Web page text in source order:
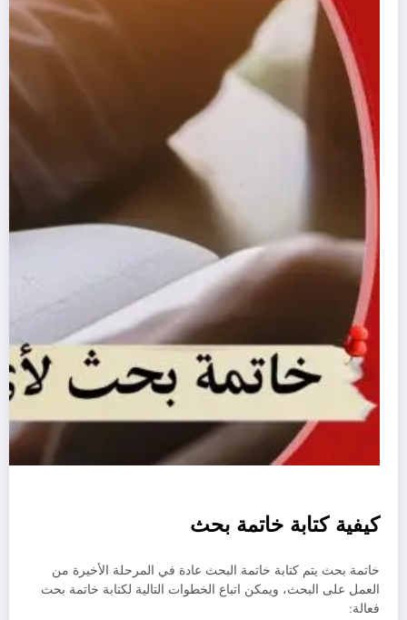
كيفية كتابة خاتمة بحث
خاتمة بحث يتم كتابة خاتمة البحث عادة في المرحلة الأخيرة من
العمل على البحث، ويمكن اتباع الخطوات التالية لكتابة خاتمة بحث
فعالة: